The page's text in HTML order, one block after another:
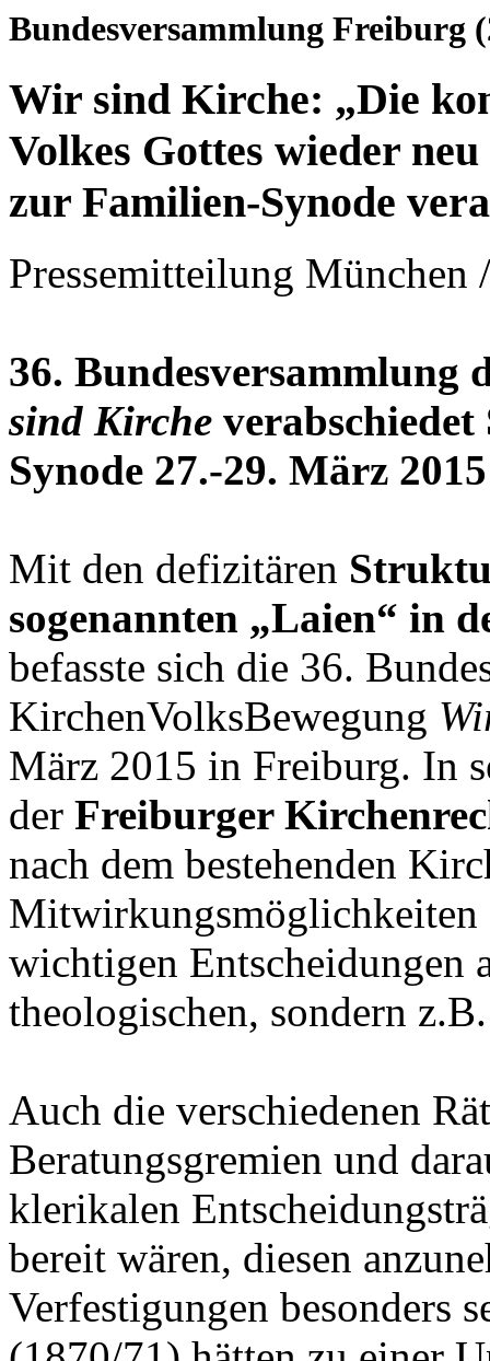
Bundesversammlung Freiburg
Wir sind Kirche: „Die
Volkes Gottes wieder
zur Familien-Synode
Pressemitteilung
36. Bundesversammlung
sind Kirche
Synode 27.-29. März
Mit den defizitären
sogenannten „Laien“ in
befasste sich die 36.
KirchenVolksBewegung
März 2015 in Freiburg. In
der Freiburger
nach dem bestehenden
Mitwirkungsmöglichkeiten
wichtigen Entscheidungen
theologischen, sondern
Auch die verschiedenen
Beratungsgremien und
klerikalen
bereit wären, diesen
Verfestigungen besonders